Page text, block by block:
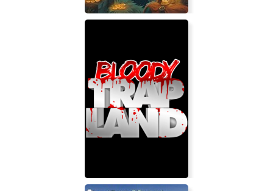
Treasure Tile